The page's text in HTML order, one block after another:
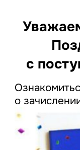
с
о